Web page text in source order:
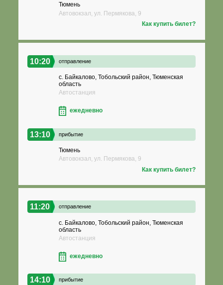
Тюмень
Автовокзал, ул. Пермякова, 9
Как купить билет?
10:20 отправление
с. Байкалово, Тобольский район, Тюменская
область
Автостанция
ежедневно
13:10 прибытие
Тюмень
Автовокзал, ул. Пермякова, 9
Как купить билет?
11:20 отправление
с. Байкалово, Тобольский район, Тюменская
область
Автостанция
ежедневно
14:10 прибытие